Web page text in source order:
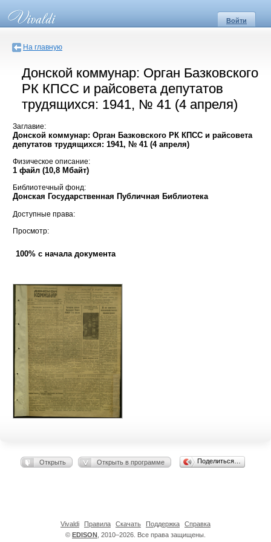
Войти
На главную
Донской коммунар: Орган Базковского
РК КПСС и райсовета депутатов
трудящихся: 1941, № 41 (4 апреля)
Заглавие:
Донской коммунар: Орган Базковского РК КПСС и райсовета
депутатов трудящихся: 1941, № 41 (4 апреля)
Физическое описание:
1 файл (10,8 Мбайт)
Библиотечный фонд:
Донская Государственная Публичная Библиотека
Доступные права:
Просмотр:
100% с начала документа
Открыть Открыть в программе Поделиться…
© EDISON , 2010–2026. Все права защищены.
Vivaldi Правила Скачать Поддержка Справка